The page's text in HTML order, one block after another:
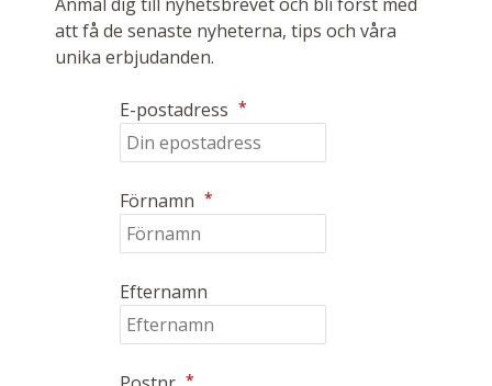
att få de senaste nyheterna, tips och våra
unika erbjudanden.
E-postadress *
Förnamn *
Efternamn
*